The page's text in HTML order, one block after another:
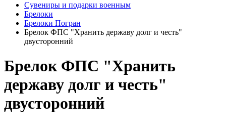
Сувениры и подарки военным
Брелоки
Брелоки Погран
Брелок ФПС "Хранить державу долг и честь"
двусторонний
Брелок ФПС "Хранить
державу долг и честь"
двусторонний